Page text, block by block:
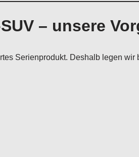
– unsere
Serienprodukt. Deshalb legen wir